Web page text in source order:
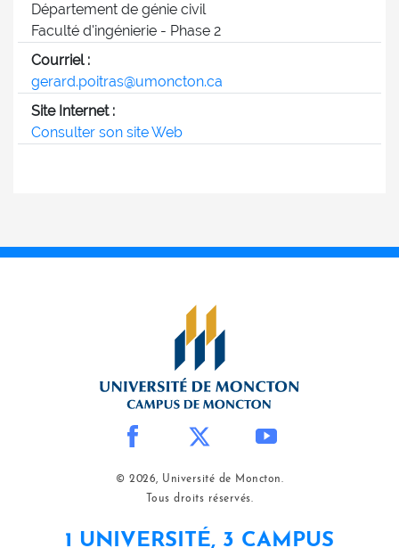
Département de génie civil
Faculté d'ingénierie - Phase 2
Courriel :
gerard.poitras@umoncton.ca
Site Internet :
Consulter son site Web
© 2026, Université de Moncton.
Tous droits réservés.
1 UNIVERSITÉ, 3 CAMPUS